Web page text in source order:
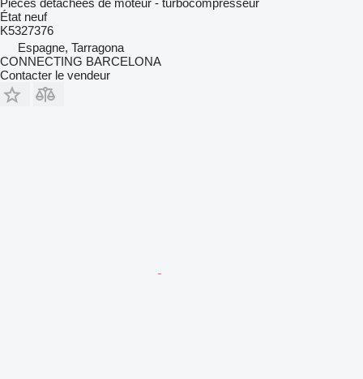
Pièces détachées de moteur - turbocompresseur
État neuf
K5327376
Espagne, Tarragona
CONNECTING BARCELONA
Contacter le vendeur